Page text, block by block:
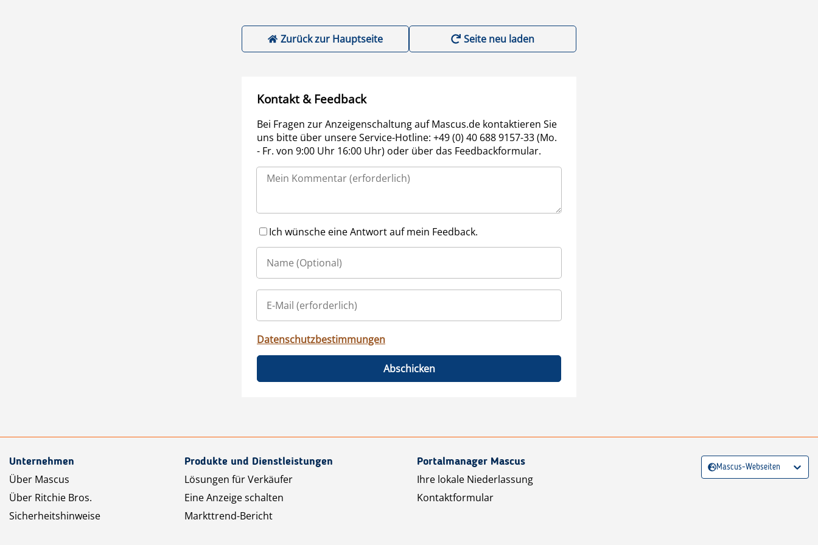
Zurück zur Hauptseite Seite neu laden
Kontakt & Feedback
Bei Fragen zur Anzeigenschaltung auf Mascus.de kontaktieren Sie
uns bitte über unsere Service-Hotline: +49 (0) 40 688 9157-33 (Mo.
- Fr. von 9:00 Uhr 16:00 Uhr) oder über das Feedbackformular.
Ich wünsche eine Antwort auf mein Feedback.
Datenschutzbestimmungen
Abschicken
Unternehmen
Über Mascus
Über Ritchie Bros.
Sicherheitshinweise
Produkte und Dienstleistungen
Lösungen für Verkäufer
Eine Anzeige schalten
Markttrend-Bericht
Portalmanager Mascus
Ihre lokale Niederlassung
Kontaktformular
Mascus-Webseiten